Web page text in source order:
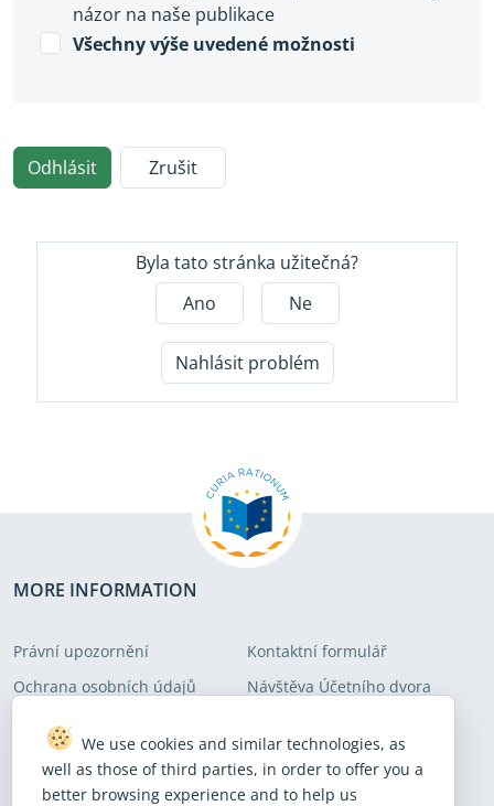
názor na naše publikace
Všechny výše uvedené možnosti
Odhlásit Zrušit
Byla tato stránka užitečná?
Ano
Ne
Nahlásit problém
MORE INFORMATION
Právní upozornění
Kontaktní formulář
Ochrana osobních údajů
Návštěva Účetního dvora
Politika týkající se souborů
cookies
Politika v oblasti přístupnosti
Upozornění na podvody
We use cookies and similar technologies, as
well as those of third parties, in order to offer you a
better browsing experience and to help us